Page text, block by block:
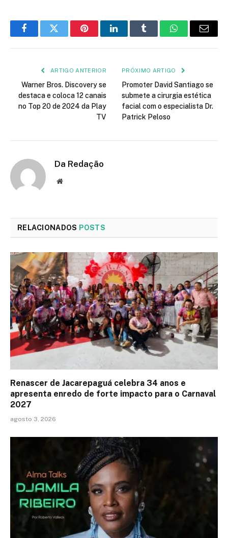
FacebookTwitter PinterestLinkedInTumblr WhatsApp
E-
ARTIGO ANTERIOR
Warner Bros. Discovery se
destaca e coloca 12 canais
no Top 20 de 2024 da Play
TV
PRÓXIMO ARTIGO
Promoter David Santiago se
submete a cirurgia estética
facial com o especialista Dr.
Patrick Peloso
Da Redação
Site
RELACIONADOS POSTS
Renascer de Jacarepaguá celebra 34 anos e
apresenta enredo de forte impacto para o Carnaval
2027
agosto 3, 2026